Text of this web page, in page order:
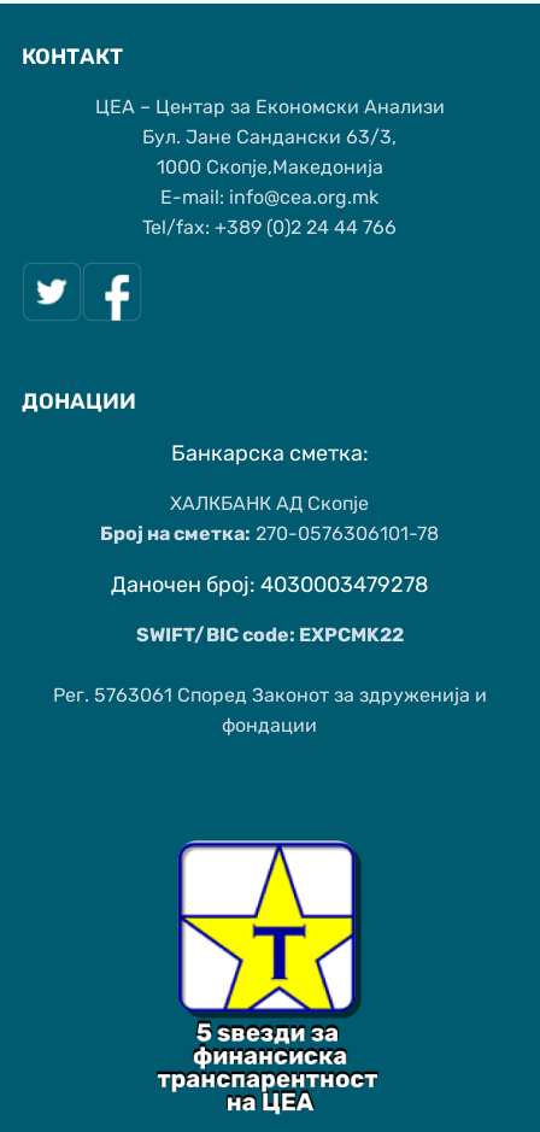
КОНТАКТ
ЦЕА – Центар за Економски Анализи
Бул. Јане Сандански 63/3,
1000 Скопје,Македонија
Е-mail: info@cea.org.mk
Tel/fax: +389 (0)2 24 44 766
ДОНАЦИИ
Банкарска сметка:
ХАЛКБАНК АД Скопје
Број на сметка: 270-0576306101-78
Даночен број: 4030003479278
SWIFT/BIC code: EXPCMK22
Рег. 5763061 Според Законот за здруженија и
фондации